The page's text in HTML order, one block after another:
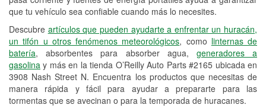
que tu vehículo sea confiable cuando más lo necesites.
Descubre artículos que pueden ayudarte a enfrentar un huracán,
un tifón u otros fenómenos meteorológicos, como linternas de
batería, absorbentes para absorber agua, generadores a
gasolina y más en la tienda O’Reilly Auto Parts #2165 ubicada en
3908 Nash Street N. Encuentra los productos que necesitas de
manera rápida y fácil para ayudar a prepararte para las
tormentas que se avecinan o para la temporada de huracanes.